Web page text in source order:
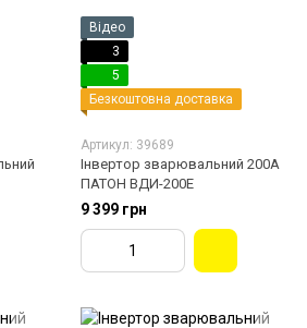
Відео
3
5
Безкоштовна доставка
Артикул: 39689
Інвертор зварювальний 200A
ПАТОН ВДИ-200Е
9 399 грн